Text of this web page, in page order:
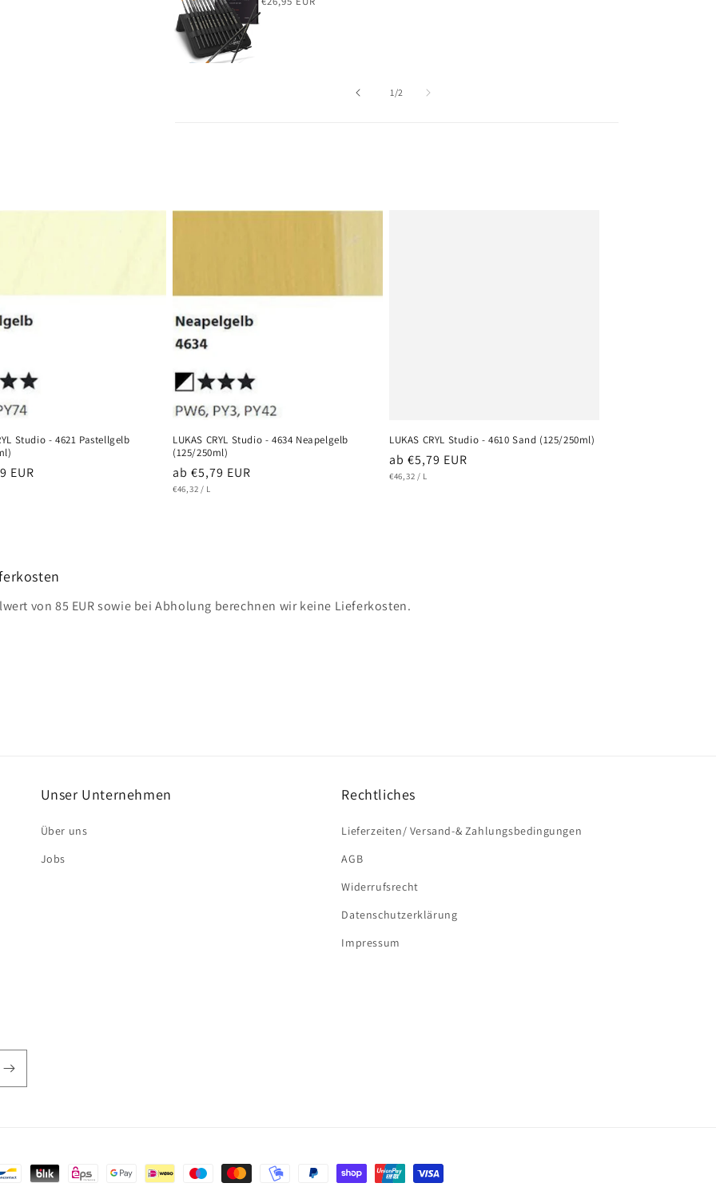
1/von
2
Studio - 4621 Pastellgelb
EUR
LUKAS CRYL Studio - 4634 Neapelgelb
(125/250ml)
Normaler
Preis
ab €5,79 EUR
GRUNDPREIS
€46,32 / PRO
L
LUKAS CRYL Studio - 4610 Sand (125/250ml)
Normaler
Preis
ab €5,79 EUR
GRUNDPREIS
€46,32 / PRO
L
von 85 EUR sowie bei Abholung berechnen wir keine Lieferkosten.
Unser Unternehmen
Über uns
Jobs
Rechtliches
Lieferzeiten/ Versand-& Zahlungsbedingungen
AGB
Widerrufsrecht
Datenschutzerklärung
Impressum